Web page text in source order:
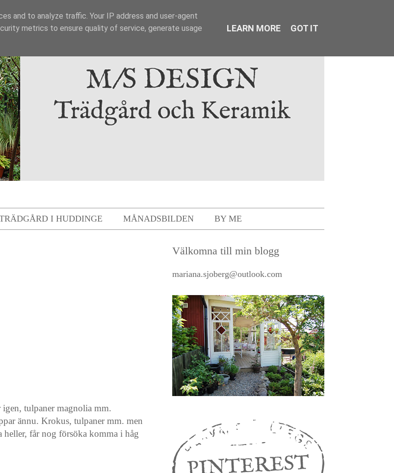
I HUDDINGE MÅNADSBILDEN BY ME
tulpaner magnolia mm.
ännu. Krokus, tulpaner mm. men
får nog försöka komma i håg
Välkomna till min blogg
mariana.sjoberg@outlook.com
and to analyze traffic. Your IP address and user-agent
metrics to ensure quality of service, generate usage
LEARN MORE GOT IT